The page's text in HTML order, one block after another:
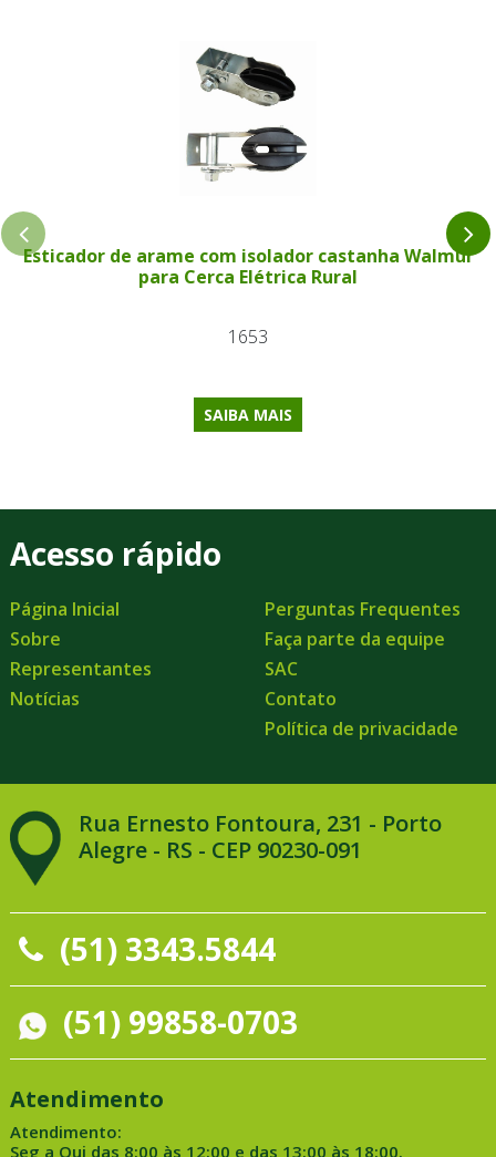
Esticador de arame com isolador castanha Walmur
para Cerca Elétrica Rural
1653
SAIBA MAIS
Acesso rápido
Página Inicial
Sobre
Representantes
Notícias
Perguntas Frequentes
Faça parte da equipe
SAC
Contato
Política de privacidade
Rua Ernesto Fontoura, 231 - Porto
Alegre - RS - CEP 90230-091
(51) 3343.5844
(51) 99858-0703
Atendimento
Atendimento:
Seg a Qui das 8:00 às 12:00 e das 13:00 às 18:00.